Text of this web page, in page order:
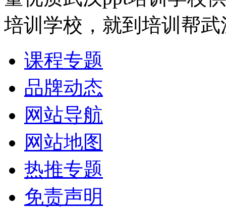
培训学校，就到培训帮
课程专题
品牌动态
网站导航
网站地图
热推专题
免责声明